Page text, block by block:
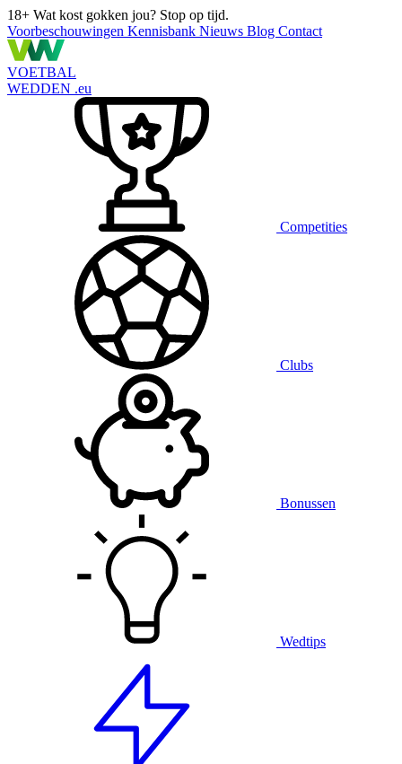
18+ Wat kost gokken jou? Stop op tijd.
Voorbeschouwingen Kennisbank Nieuws Blog Contact
VOETBAL
WEDDEN .eu
Competities
Clubs
Bonussen
Wedtips